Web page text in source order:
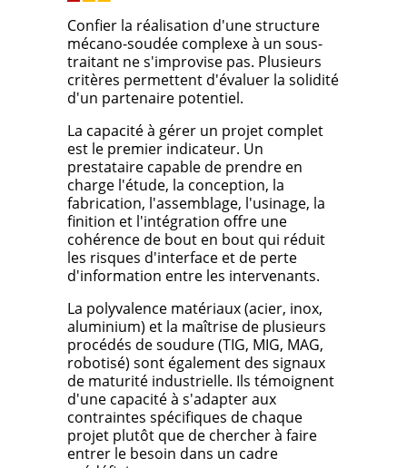
Confier la réalisation d'une structure
mécano-soudée complexe à un sous-
traitant ne s'improvise pas. Plusieurs
critères permettent d'évaluer la solidité
d'un partenaire potentiel.
La capacité à gérer un projet complet
est le premier indicateur. Un
prestataire capable de prendre en
charge l'étude, la conception, la
fabrication, l'assemblage, l'usinage, la
finition et l'intégration offre une
cohérence de bout en bout qui réduit
les risques d'interface et de perte
d'information entre les intervenants.
La polyvalence matériaux (acier, inox,
aluminium) et la maîtrise de plusieurs
procédés de soudure (TIG, MIG, MAG,
robotisé) sont également des signaux
de maturité industrielle. Ils témoignent
d'une capacité à s'adapter aux
contraintes spécifiques de chaque
projet plutôt que de chercher à faire
entrer le besoin dans un cadre